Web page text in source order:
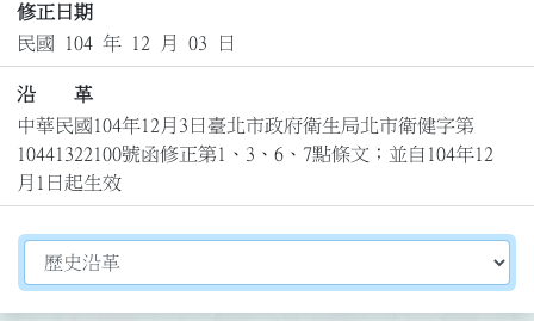
修正日期
民國 104 年 12 月 03 日
沿 革
中華民國104年12月3日臺北市政府衛生局北市衛健字第
10441322100號函修正第1、3、6、7點條文；並自104年12
月1日起生效
切換選擇法規資訊內容